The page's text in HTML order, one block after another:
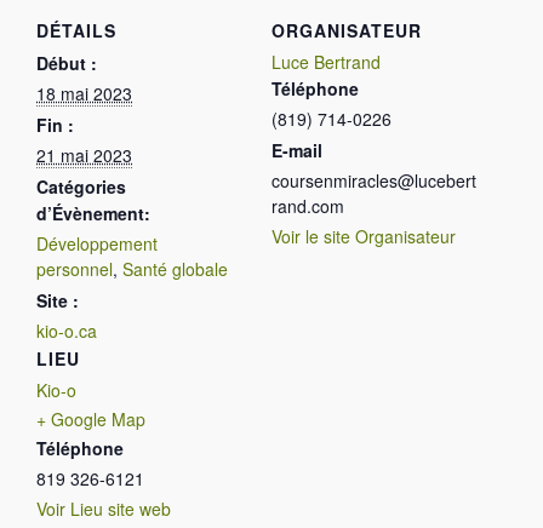
DÉTAILS
Début :
18 mai 2023
Fin :
21 mai 2023
Catégories
d’Évènement:
Développement
personnel, Santé globale
Site :
kio-o.ca
LIEU
Kio-o
+ Google Map
Téléphone
819 326-6121
Voir Lieu site web
ORGANISATEUR
Luce Bertrand
Téléphone
(819) 714-0226
E-mail
coursenmiracles@lucebert
rand.com
Voir le site Organisateur